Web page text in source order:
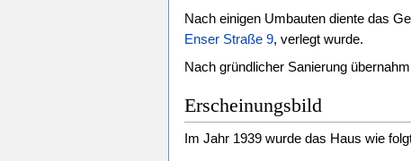
Nach einigen Umbauten diente das
Enser Straße 9, verlegt wurde.
Nach gründlicher Sanierung
Erscheinungsbild
Im Jahr 1939 wurde das Haus wie